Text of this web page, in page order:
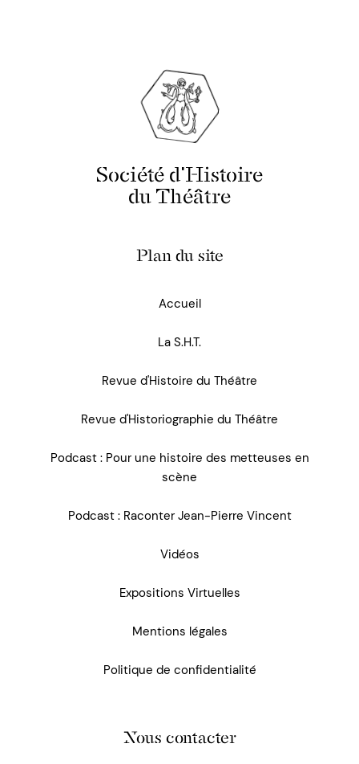
Société d'Histoire
du Théâtre
Plan du site
Accueil
La S.H.T.
Revue d'Histoire du Théâtre
Revue d'Historiographie du Théâtre
Podcast : Pour une histoire des metteuses en
scène
Podcast : Raconter Jean-Pierre Vincent
Vidéos
Expositions Virtuelles
Mentions légales
Politique de confidentialité
Nous contacter